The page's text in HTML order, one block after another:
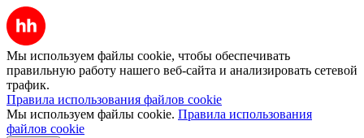
Мы используем файлы cookie, чтобы обеспечивать
правильную работу нашего веб-сайта и анализировать сетевой
трафик.
Правила использования файлов cookie
Мы используем файлы cookie. Правила использования
файлов cookie